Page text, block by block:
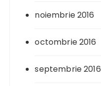
noiembrie 2016
octombrie 2016
septembrie 2016